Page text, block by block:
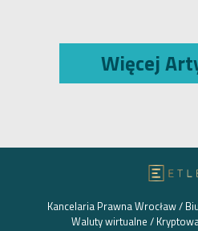
Więcej
Kancelaria Prawna Wrocław /
Waluty wirtualne /